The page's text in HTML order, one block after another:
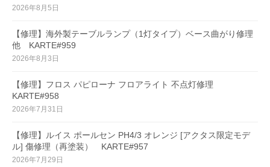
2026年8月5日
【修理】海外製テーブルランプ（1灯タイプ）ベース曲がり修理
他 KARTE#959
2026年8月3日
【修理】フロス パピローナ フロアライト 不点灯修理
KARTE#958
2026年7月31日
【修理】ルイス ポールセン PH4/3 オレンジ [アクタス限定モデ
ル] 傷修理（再塗装） KARTE#957
2026年7月29日